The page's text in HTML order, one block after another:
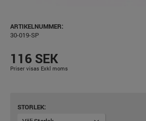
ARTIKELNUMMER:
30-019-SP
116 SEK
Priser visas Exkl moms
STORLEK